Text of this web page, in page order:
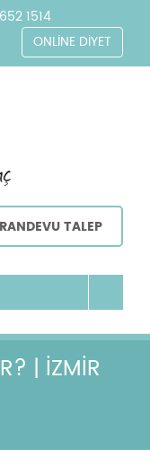
1514
ONLİNE DİYET
RANDEVU TALEP
| İZMİR